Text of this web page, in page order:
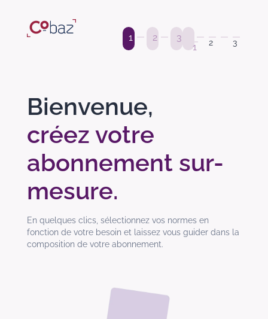
1 2
3
1
2 3
Bienvenue,
créez votre
abonnement sur-
mesure.
En quelques clics, sélectionnez vos normes en
fonction de votre besoin et laissez vous guider dans la
composition de votre abonnement.